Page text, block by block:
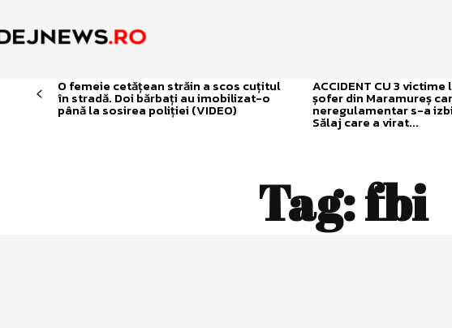
O femeie cetățean străin a scos cuțitul
în stradă. Doi bărbați au imobilizat-o
până la sosirea poliției (VIDEO)
ACCIDENT CU 3 victime
șofer din Maramureș
neregulamentar s-a
Sălaj care a virat...
Tag:fbi